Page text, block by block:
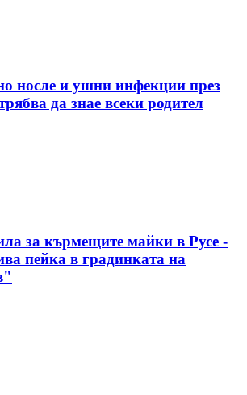
носле и ушни инфекции през
да знае всеки родител
за кърмещите майки в Русе -
пейка в градинката на